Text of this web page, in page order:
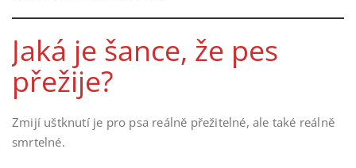
Jaká je šance, že pes
přežije?
Zmijí uštknutí je pro psa reálně přežitelné, ale také reálně
smrtelné.